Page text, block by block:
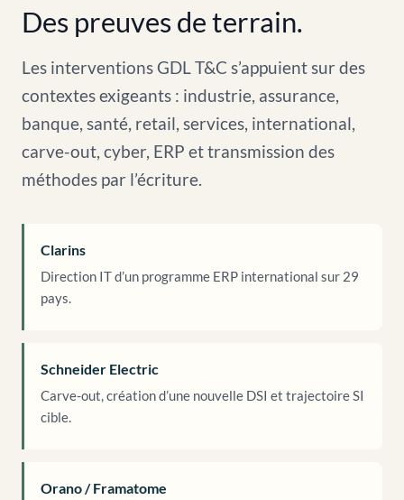
Des preuves de terrain.
Les interventions GDL T&C s’appuient sur des
contextes exigeants : industrie, assurance,
banque, santé, retail, services, international,
carve-out, cyber, ERP et transmission des
méthodes par l’écriture.
Clarins
Direction IT d’un programme ERP international sur 29
pays.
Schneider Electric
Carve-out, création d’une nouvelle DSI et trajectoire SI
cible.
Orano / Framatome